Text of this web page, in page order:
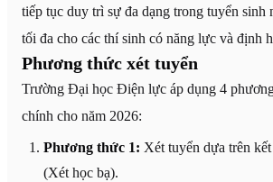
tiếp tục duy trì sự đa dạng trong tuyển sinh
tối đa cho các thí sinh có năng lực và định
Phương thức xét tuyển
Trường Đại học Điện lực áp dụng 4
chính cho năm 2026:
Phương thức 1: Xét tuyển dựa trên
(Xét học bạ).